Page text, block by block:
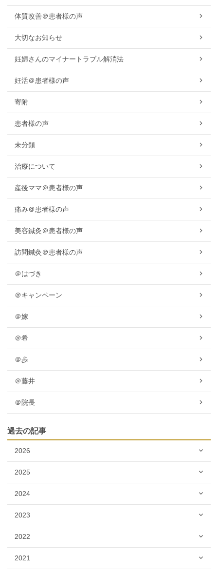
体質改善＠患者様の声
大切なお知らせ
妊婦さんのマイナートラブル解消法
妊活＠患者様の声
寄附
患者様の声
未分類
治療について
産後ママ＠患者様の声
痛み＠患者様の声
美容鍼灸＠患者様の声
訪問鍼灸＠患者様の声
＠はづき
＠キャンペーン
＠嫁
＠希
＠歩
＠藤井
＠院長
過去の記事
2026
2025
2024
2023
2022
2021